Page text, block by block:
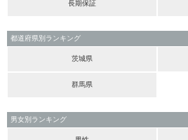
長期保証
都道府県別ランキング
茨城県
群馬県
男女別ランキング